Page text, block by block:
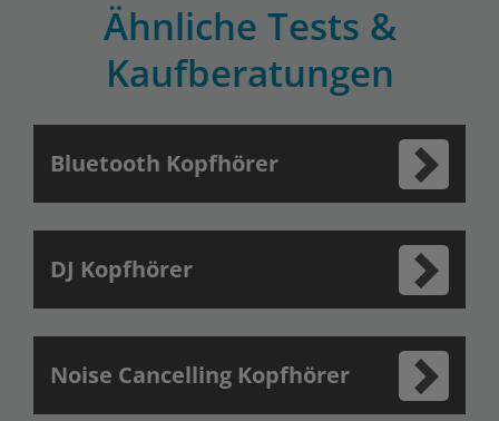
Ähnliche Tests &
Kaufberatungen
Bluetooth Kopfhörer
DJ Kopfhörer
Noise Cancelling Kopfhörer